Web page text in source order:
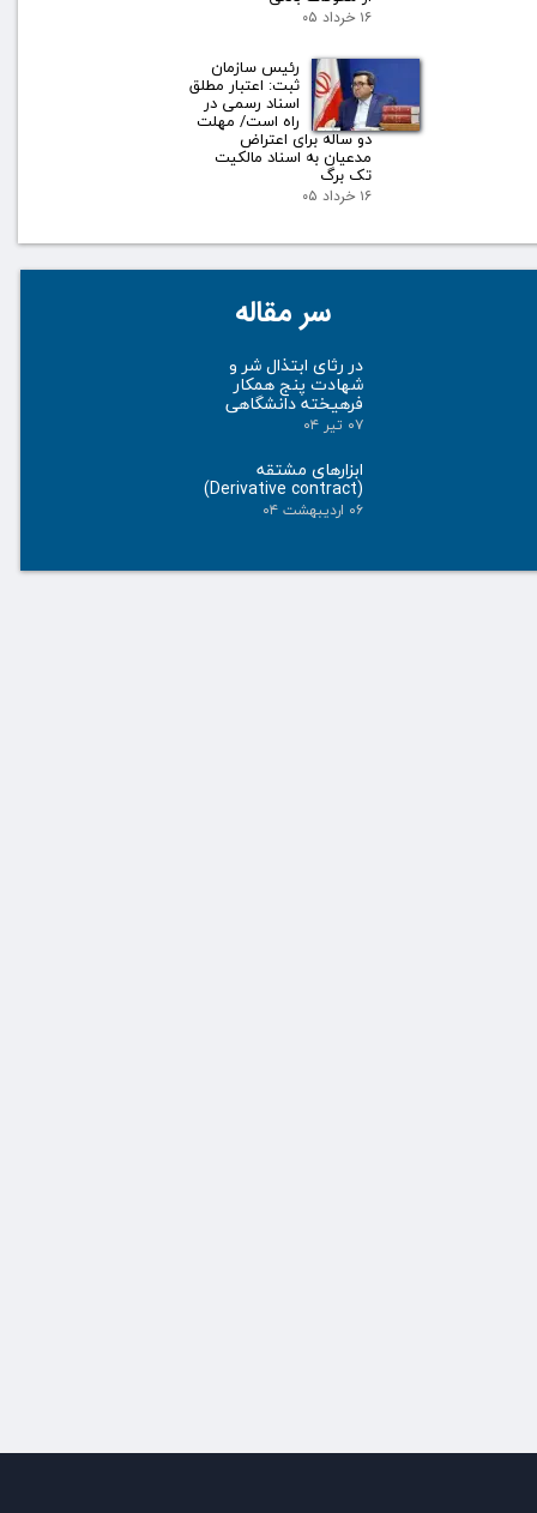
۱۶ خرداد ۰۵
رئیس سازمان
ثبت: اعتبار مطلق
اسناد رسمی در
راه است/ مهلت
دو ساله برای اعتراض
مدعیان به اسناد مالکیت
تک برگ
۱۶ خرداد ۰۵
سر مقاله
در رثای ابتذال شر و
شهادت پنج همکار
فرهیخته دانشگاهی
۰۷ تیر ۰۴
ابزارهای مشتقه
(Derivative contract)
۰۶ اردیبهشت ۰۴